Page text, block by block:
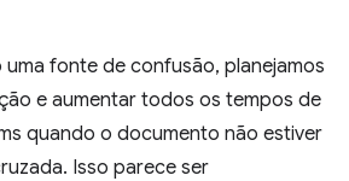
fonte de confusão, planejamos
e aumentar todos os tempos de
quando o documento não estiver
Isso parece ser